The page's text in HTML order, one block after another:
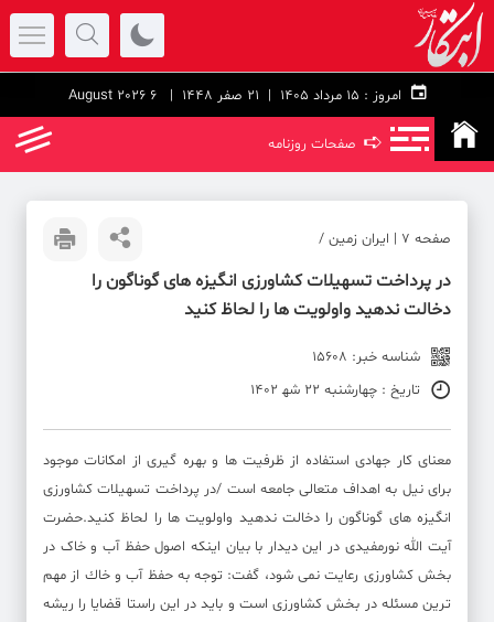
امروز : 21 صفر 1448 | 6 August 2026
➪ صفحات روزنامه
صفحه ۷ | ایران زمین /
در پرداخت تسهیلات کشاورزی انگیزه های گوناگون را
دخالت ندهید واولویت ها را لحاظ کنید
شناسه خبر: 15608
تاریخ : چهارشنبه 22 شه‍ 1402
معنای کار جهادی استفاده از ظرفیت ها و بهره گیری از امکانات موجود
برای نیل به اهداف متعالی جامعه است /در پرداخت تسهیلات کشاورزی
انگیزه های گوناگون را دخالت ندهید واولویت ها را لحاظ کنید.حضرت
آیت الله نورمفیدی در این دیدار با بیان اینکه اصول حفظ آب و خاک در
بخش کشاورزی رعایت نمی شود، گفت: توجه به حفظ آب و خاك از مهم
ترین مسئله در بخش كشاورزی است و باید در این راستا قضایا را ریشه